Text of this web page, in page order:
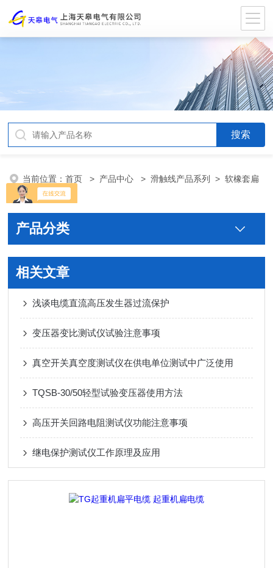
当前位置：首页 > 产品中心 >滑触线产品系列 >软橡套扁
平电缆
产品分类
相关文章
浅谈电缆直流高压发生器过流保护
变压器变比测试仪试验注意事项
真空开关真空度测试仪在供电单位测试中广泛使用
TQSB-30/50轻型试验变压器使用方法
高压开关回路电阻测试仪功能注意事项
继电保护测试仪工作原理及应用